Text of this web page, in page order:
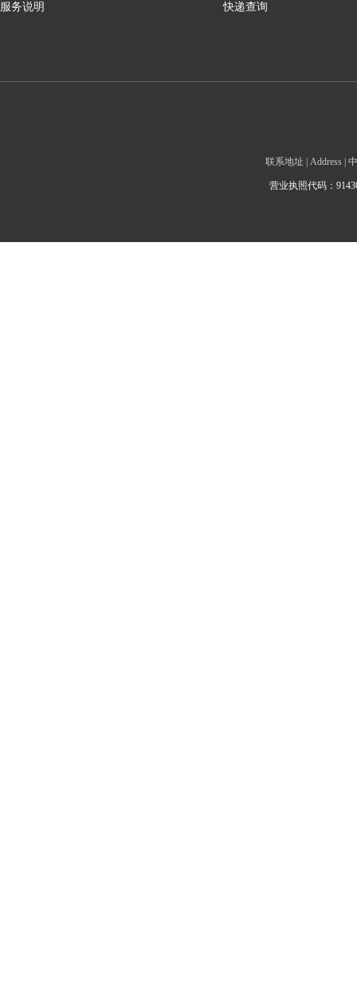
服务说明
快递查询
联系地址 | Address |
营业执照代码：